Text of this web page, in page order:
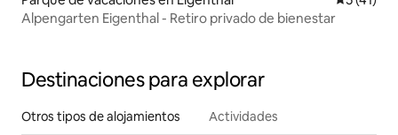
Alpengarten Eigenthal - Retiro privado de bienestar
Destinaciones para explorar
Otros tipos de alojamientos Actividades